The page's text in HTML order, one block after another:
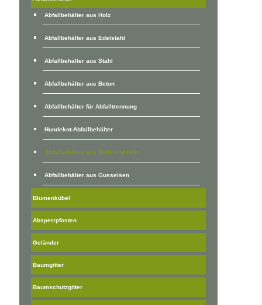
Abfallbehälter aus Holz
Abfallbehälter aus Edelstahl
Abfallbehälter aus Stahl
Abfallbehälter aus Beton
Abfallbehälter für Abfalltrennung
Hundekot-Abfallbehälter
Abfallbehälter aus Stahl und Holz
Abfallbehälter aus Gusseisen
Blumenkübel
Absperrpfosten
Geländer
Baumgitter
Baumschutzgitter